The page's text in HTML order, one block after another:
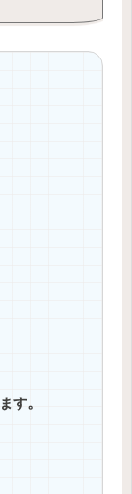
す。